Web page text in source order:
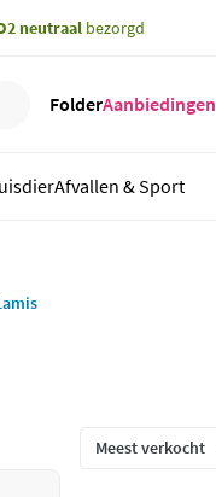
neutraal bezorgd
FolderAanbiedingen
Afvallen & Sport